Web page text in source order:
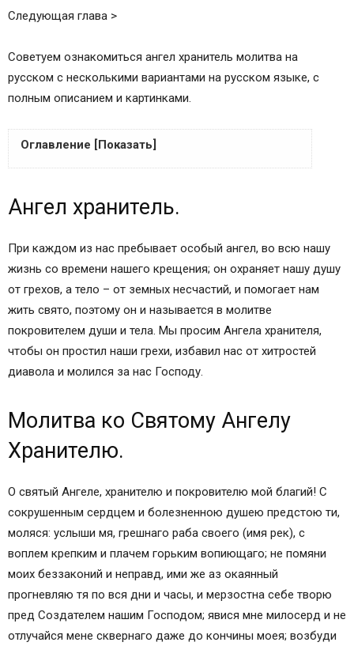
Следующая глава >
Советуем ознакомиться ангел хранитель молитва на
русском с несколькими вариантами на русском языке, с
полным описанием и картинками.
Оглавление [Показать]
Молитва ко Святому Ангелу Хранителю.
Популярные молитвы:
Молитва Ангелу Хранителю
Молитва Ангелу Хранителю – текст
Молитва Ангелу Хранителю на ночь, перед сном
Молитвослов на современном русском языке
МОЛИТВЫ АНГЕЛАМ
Молитвы Ангелу-хранителю
Информационный сайт про иконы, молитвы,
православные традиции.
Молитва Ангелу-Хранителю на каждый день
Молитва Ангелу-Хранителю в день рождения
Молитва Ангелу-Хранителю на удачу
Молитва по соглашению Ангелу-Хранителю
Молитва ко святому ангелу хранителю на
русском языке
Православные молитвы ☦
7 сильных молитв Ангелу-хранителю
Молитва Ангелу-хранителю на каждый день
Ангел хранитель.
При каждом из нас пребывает особый ангел, во всю нашу
жизнь со времени нашего крещения; он охраняет нашу душу
от грехов, а тело – от земных несчастий, и помогает нам
жить свято, поэтому он и называется в молитве
покровителем души и тела. Мы просим Ангела хранителя,
чтобы он простил наши грехи, избавил нас от хитростей
диавола и молился за нас Господу.
Молитва ко Святому Ангелу
Хранителю.
О святый Ангеле, хранителю и покровителю мой благий! С
сокрушенным сердцем и болезненною душею предстою ти,
моляся: услыши мя, грешнаго раба своего (имя рек), с
воплем крепким и плачем горьким вопиющаго; не помяни
моих беззаконий и неправд, ими же аз окаянный
прогневляю тя по вся дни и часы, и мерзостна себе творю
пред Создателем нашим Господом; явися мне милосерд и не
отлучайся мене сквернаго даже до кончины моея; возбуди